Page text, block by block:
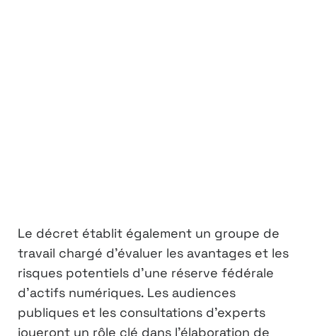
Le décret établit également un groupe de
travail chargé d’évaluer les avantages et les
risques potentiels d’une réserve fédérale
d’actifs numériques. Les audiences
publiques et les consultations d’experts
joueront un rôle clé dans l’élaboration de